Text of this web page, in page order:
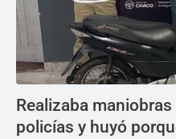
Realizaba
policías y huyó